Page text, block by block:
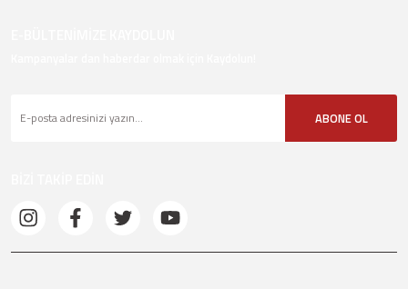
ABONE OL